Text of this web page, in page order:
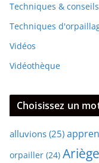
Techniques & conseils
Techniques
Vidéos
Vidéothèque
Choisissez un
alluvions (25)
orpailler (24) Ariège